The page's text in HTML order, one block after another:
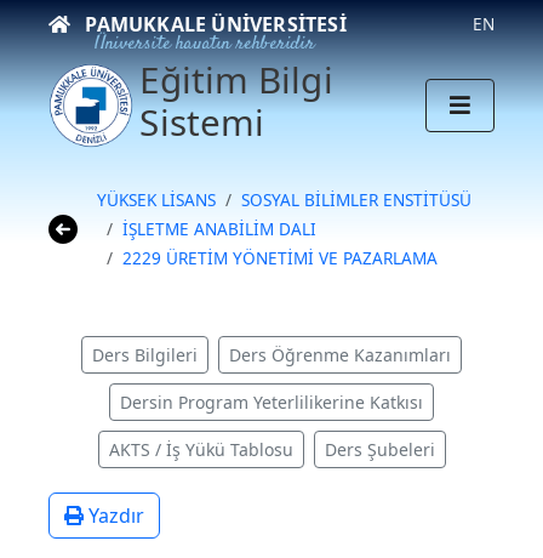
PAMUKKALE ÜNIVERSITESI
Üniversite hayatın rehberidir
EN
Eğitim Bilgi
Sistemi
YÜKSEK LİSANS
SOSYAL BİLİMLER ENSTİTÜSÜ
İŞLETME ANABİLİM DALI
2229 ÜRETİM YÖNETİMİ VE PAZARLAMA
Ders Bilgileri Ders Öğrenme Kazanımları
Dersin Program Yeterlilikerine Katkısı
AKTS / İş Yükü Tablosu Ders Şubeleri
Yazdır